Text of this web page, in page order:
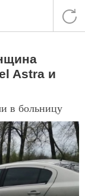
Astra и
в больницу